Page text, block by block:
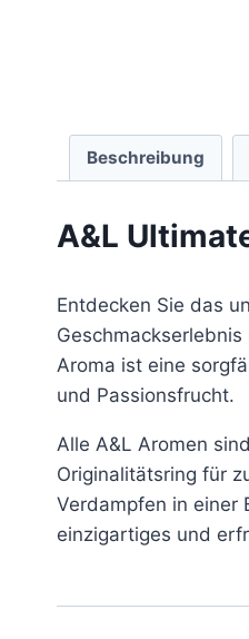
Beschreibung
A&L
Entdecken Sie das
Geschmackserlebnis
Aroma ist eine
und Passionsfrucht.
Alle A&L Aromen
Originalitätsring für
Verdampfen in einer
einzigartiges und